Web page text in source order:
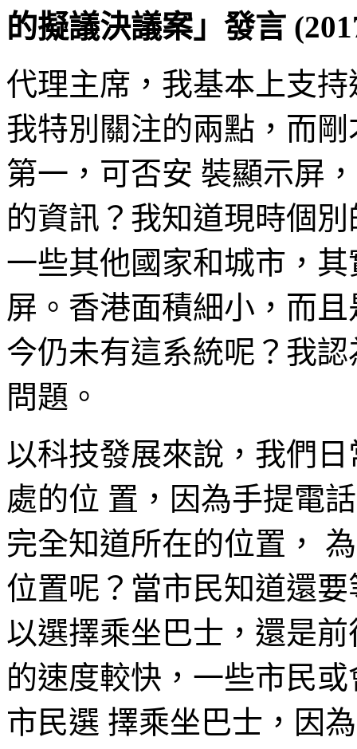
的擬議決議案」發言
代理主席，我基本上支
我特別關注的兩點，而
第一，可否安 裝顯示屏
的資訊？我知道現時個
一些其他國家和城市，
屏。香港面積細小，而
今仍未有這系統呢？我
問題。
以科技發展來說，我們
處的位 置，因為手提電
完全知道所在的位置，
位置呢？當市民知道還
以選擇乘坐巴士，還是
的速度較快，一些市民
市民選 擇乘坐巴士，因